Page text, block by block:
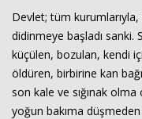
Devlet; tüm
didinmeye başladı
küçülen, bozulan, kendi
öldüren, birbirine kan
son kale ve sığınak
yoğun bakıma